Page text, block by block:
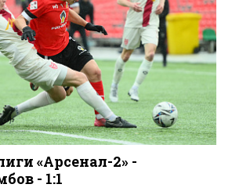
«Арсенал-2» -
- 1:1